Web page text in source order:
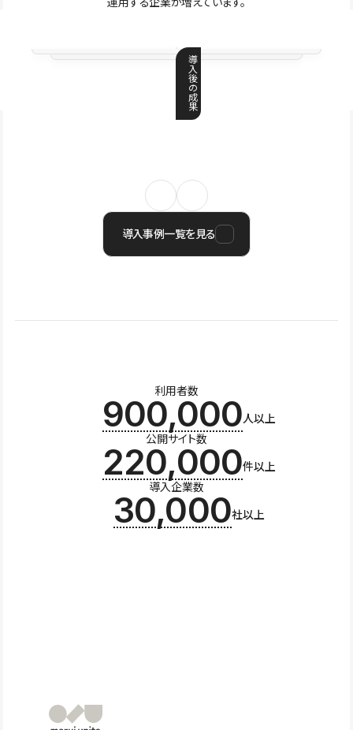
導
入
後
の
成
果
導入事例一覧を見る
利用者数
900,000人以上
公開サイト数
220,000件以上
導入企業数
30,000社以上